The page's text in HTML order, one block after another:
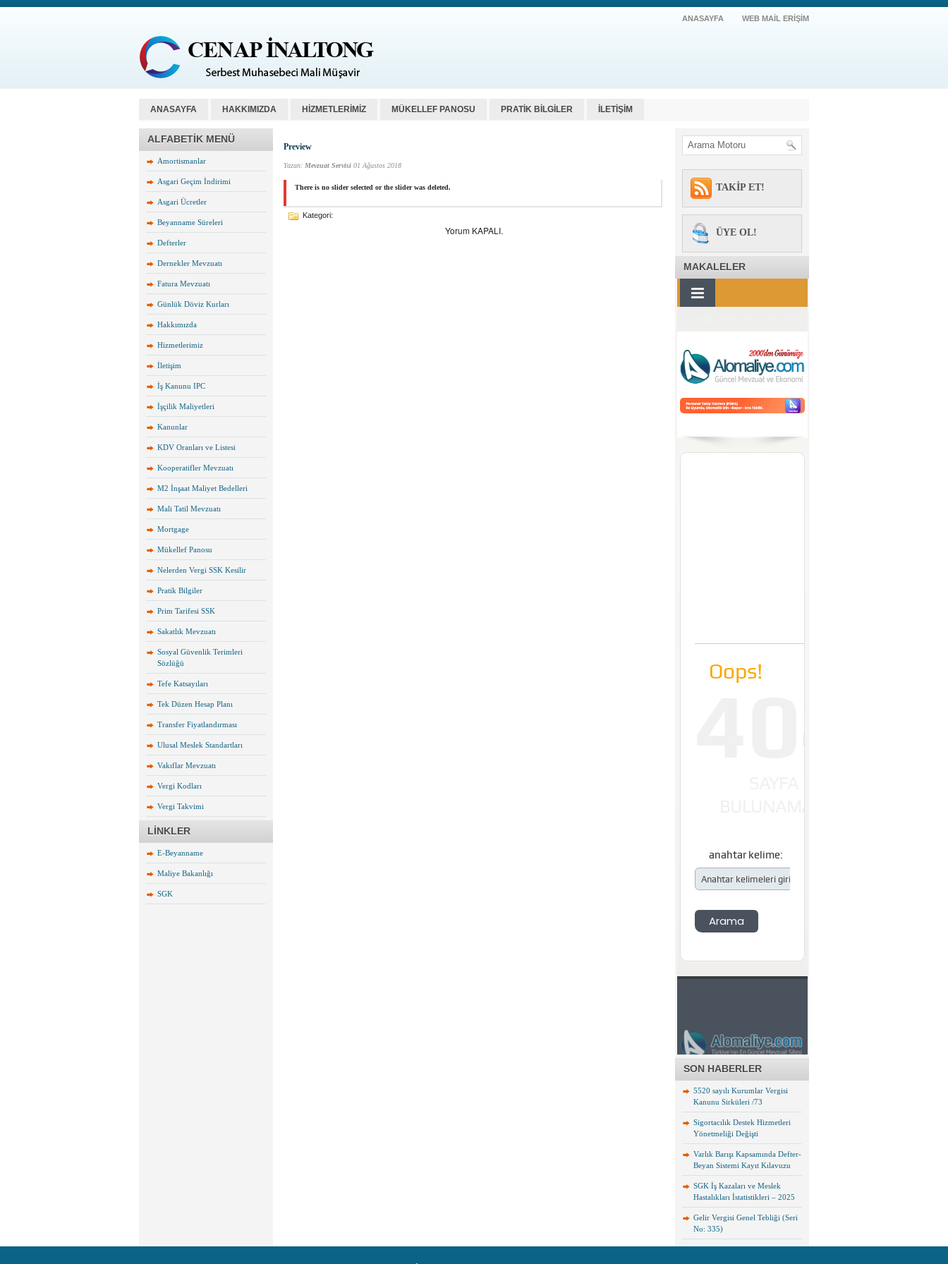
ANASAYFA WEB MAİL ERİŞİM
ANASAYFA HAKKIMIZDA HİZMETLERİMİZ MÜKELLEF PANOSU PRATİK BİLGİLER İLETİŞİM
ALFABETİK MENÜ
Amortismanlar
Asgari Geçim İndirimi
Asgari Ücretler
Beyanname Süreleri
Defterler
Dernekler Mevzuatı
Fatura Mevzuatı
Günlük Döviz Kurları
Hakkımızda
Hizmetlerimiz
İletişim
İş Kanunu IPC
İşçilik Maliyetleri
Kanunlar
KDV Oranları ve Listesi
Kooperatifler Mevzuatı
M2 İnşaat Maliyet Bedelleri
Mali Tatil Mevzuatı
Mortgage
Mükellef Panosu
Nelerden Vergi SSK Kesilir
Pratik Bilgiler
Prim Tarifesi SSK
Sakatlık Mevzuatı
Sosyal Güvenlik Terimleri
Sözlüğü
Tefe Katsayıları
Tek Düzen Hesap Planı
Transfer Fiyatlandırması
Ulusal Meslek Standartları
Vakıflar Mevzuatı
Vergi Kodları
Vergi Takvimi
LİNKLER
E-Beyanname
Maliye Bakanlığı
SGK
Preview
Yazan: Mevzuat Servisi 01 Ağustos 2018
There is no slider selected or the slider was deleted.
Kategori:
Yorum KAPALI.
TAKİP ET!
ÜYE OL!
MAKALELER
SON HABERLER
5520 sayılı Kurumlar Vergisi
Kanunu Sirküleri /73
Sigortacılık Destek Hizmetleri
Yönetmeliği Değişti
Varlık Barışı Kapsamında Defter-
Beyan Sistemi Kayıt Kılavuzu
SGK İş Kazaları ve Meslek
Hastalıkları İstatistikleri – 2025
Gelir Vergisi Genel Tebliği (Seri
No: 335)